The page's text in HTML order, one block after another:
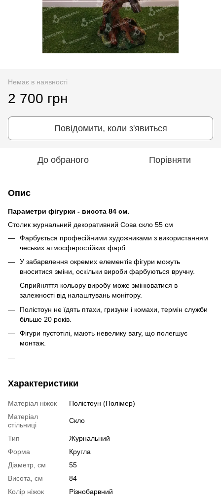
Немає в наявності
2 700 грн
Повідомити, коли з'явиться
До обраного Порівняти
Опис
Параметри фігурки - висота 84 см.
Столик журнальний декоративний Сова скло 55 см
Фарбується професійними художниками з використанням
чеських атмосферостійких фарб.
У забарвлення окремих елементів фігури можуть
вноситися зміни, оскільки вироби фарбуються вручну.
Сприйняття кольору виробу може змінюватися в
залежності від налаштувань монітору.
Полістоун не їдять птахи, гризуни і комахи, термін служби
більше 20 років.
Фігури пустотілі, мають невелику вагу, що полегшує
монтаж.
Характеристики
Матеріал ніжок
Полістоун (Полімер)
Матеріал
стільниці
Скло
Тип
Журнальний
Форма
Кругла
Діаметр, см
55
Висота, см
84
Колір ніжок
Різнобарвний